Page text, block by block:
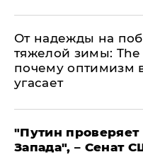
От надежды на
тяжелой зимы:
почему оптимизм
угасает
"Путин
Запада", – Сенат